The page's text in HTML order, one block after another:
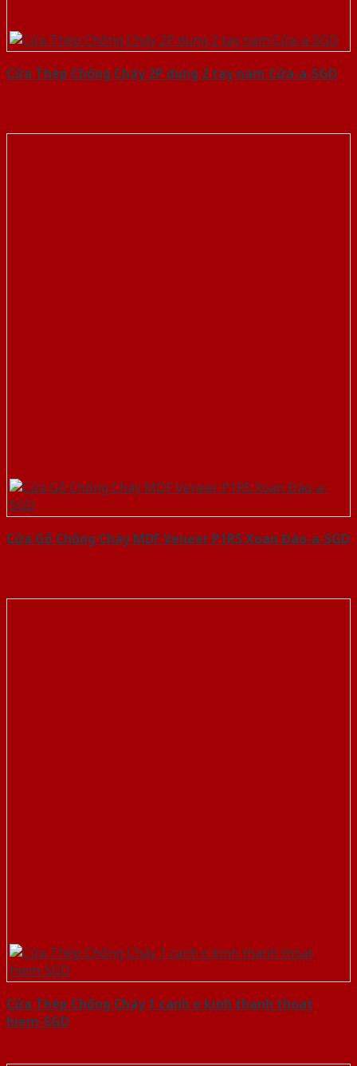
Cửa Thép Chống Cháy 2P dung 2 tay nam Cửa-a-SGD
Cửa Gỗ Chống Cháy MDF Veneer P1R5 Xoan Đào-a-SGD
Cửa Thép Chống Cháy 1 canh o kinh thanh thoat
hiem-SGD